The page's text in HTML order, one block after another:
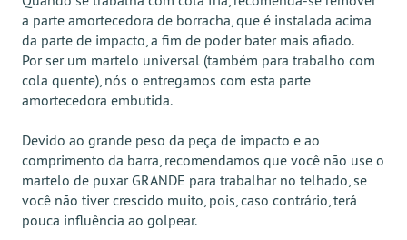
a parte amortecedora de borracha, que é instalada acima
da parte de impacto, a fim de poder bater mais afiado.
Por ser um martelo universal (também para trabalho com
cola quente), nós o entregamos com esta parte
amortecedora embutida.
Devido ao grande peso da peça de impacto e ao
comprimento da barra, recomendamos que você não use o
martelo de puxar GRANDE para trabalhar no telhado, se
você não tiver crescido muito, pois, caso contrário, terá
pouca influência ao golpear.